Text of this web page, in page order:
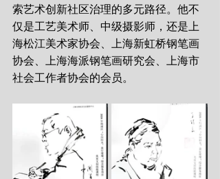
索艺术创新社区治理的多元路径。他不
仅是工艺美术师、中级摄影师，还是上
海松江美术家协会、上海新虹桥钢笔画
协会、上海海派钢笔画研究会、上海市
社会工作者协会的会员。